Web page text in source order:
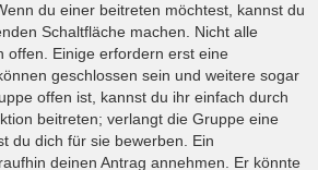
du einer beitreten möchtest, kannst du
Schaltfläche machen. Nicht alle
offen. Einige erfordern erst eine
geschlossen sein und weitere sogar
offen ist, kannst du ihr einfach durch
beitreten; verlangt die Gruppe eine
du dich für sie bewerben. Ein
deinen Antrag annehmen. Er könnte